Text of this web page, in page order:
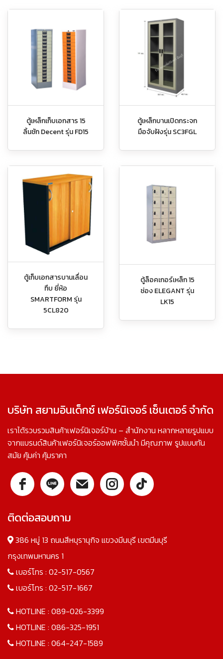
ตู้เหล็กเก็บเอกสาร 15
ลิ้นชัก Decent รุ่น FD15
ตู้เหล็กบานเปิดกระจก
มือจับฝังรุ่น SC3FGL
ตู้เก็บเอกสารบานเลื่อน
ทึบ ยี่ห้อ
SMARTFORM รุ่น
5CL820
ตู้ล็อคเกอร์เหล็ก 15
ช่อง ELEGANT รุ่น
LK15
บริษัท สยามอินเด็กซ์ เฟอร์นิเจอร์ เซ็นเตอร์ จำกัด
เราได้รวบรวมสินค้าเฟอร์นิเจอร์บ้าน – สำนักงาน หลากหลายรูปแบบ
จากแบรนด์สินค้าเฟอร์นิเจอร์ออฟฟิศชั้นนำ มีคุณภาพ รูปแบบทัน
สมัย คุ้มค่า คุ้มราคา
ติดต่อสอบถาม
386 หมู่ 13 ถนนสีหบุรานุกิจ แขวงมีนบุรี เขตมีนบุรี
กรุงเทพมหานคร 1
เบอร์โทร : 02-517-0567
เบอร์โทร : 02-517-1667
HOTLINE : 089-026-3399
HOTLINE : 086-325-1951
HOTLINE : 064-247-1589